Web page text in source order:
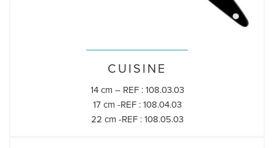
CUISINE
14 cm – REF : 108.03.03
17 cm -REF : 108.04.03
22 cm -REF : 108.05.03